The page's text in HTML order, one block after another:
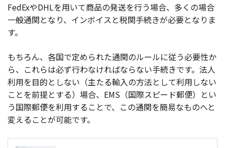
FedExやDHLを用いて商品の発送を行う場合、多くの場合
一般通関となり、インボイスと税関手続きが必要となりま
す。
もちろん、各国で定められた通関のルールに従う必要性か
ら、これらは必ず行わなければならない手続きです。法人
利用を目的としない（主たる輸入の方法として利用しない
ことを前提とする）場合、EMS（国際スピード郵便）とい
う国際郵便を利用することで、この通関を簡易なものへと
変えることが可能です。